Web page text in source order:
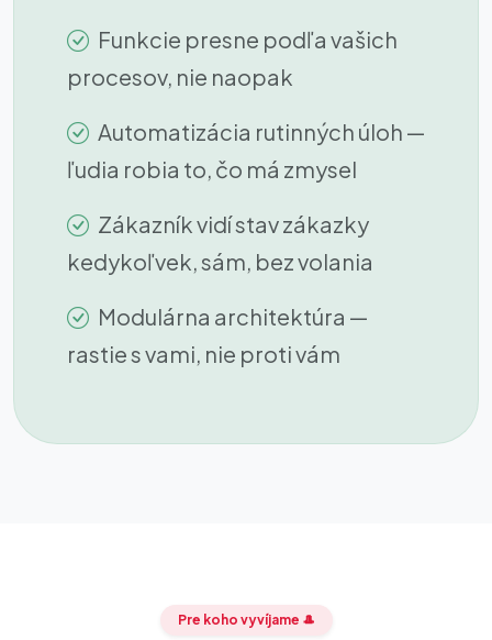
Funkcie presne podľa vašich
procesov, nie naopak
Automatizácia rutinných úloh —
ľudia robia to, čo má zmysel
Zákazník vidí stav zákazky
kedykoľvek, sám, bez volania
Modulárna architektúra —
rastie s vami, nie proti vám
Pre koho vyvíjame 🎩